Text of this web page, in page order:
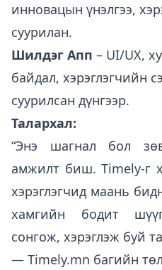
инновацын үнэлгээ,
суурилан.
Шилдэг Апп – UI/UX,
байдал, хэрэглэгчийн
суурилсан дүнгээр.
Талархал:
“Энэ шагнал бол
амжилт биш. Timely-г
хэрэглэгчид маань
хамгийн бодит
сонгож, хэрэглэж буй
— Timely.mn багийн